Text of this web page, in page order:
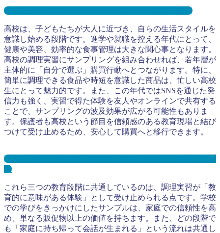
中学校サンプリングとは？メリット３選と事例を紹介
高校は、子どもたちが大人に近づき、自らの生活スタイルを
意識し始める段階です。進学や就職を控える年代にとって、
健康や美容、効率的な食事管理は大きな関心事となります。
高校の調理実習にサンプリングを組み合わせれば、若年層が
主体的に「自分で選ぶ」購買行動へとつながります。特に、
簡単に調理できる食品や時短を意識した商品は、忙しい高校
生にとって魅力的です。また、この年代ではSNSを通じた発
信力も強く、実習で得た体験を友人やオンラインで共有する
ことで、サンプリングの波及効果が広がる可能性もありま
す。保護者も高校という節目を信頼感のある教育現場と結び
つけて受け止めるため、安心して購買へと移行できます。
高等学校・高校サンプリングとは？メリット３選と事例を紹
介
これら三つの教育段階に共通しているのは、調理実習が「教
育的に意味がある体験」として受け止められる点です。学校
での学びをきっかけにしたサンプルは、家庭での信頼性を高
め、単なる販促物以上の価値を持ちます。また、どの段階で
も「家庭に持ち帰って会話が生まれる」という流れは共通し